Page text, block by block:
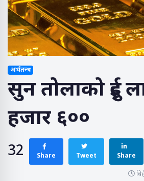
अर्थतन्त्र
सुन तोलाको दुई
हजार ६००
32 Share Tweet Share